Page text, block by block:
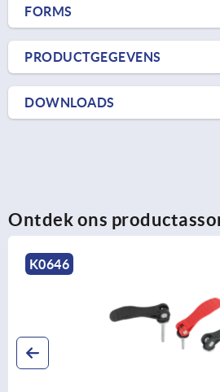
FORMS
PRODUCTGEGEVENS
DOWNLOADS
Ontdek ons
K2122